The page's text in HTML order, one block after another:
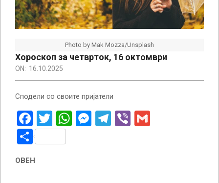
Photo by Mak Mozza/Unsplash
Хороскоп за четврток, 16 октомври
ON: 16.10.2025
Сподели со своите пријатели
Facebook
Twitter
WhatsApp
Messenger
Telegram
Viber
Share
ОВЕН